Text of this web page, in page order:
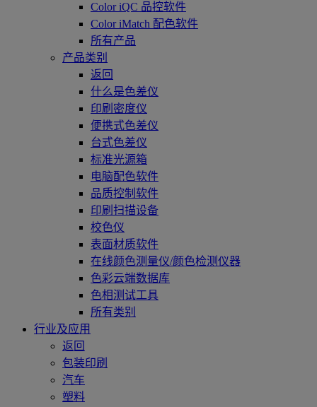
Color iQC 品控软件
Color iMatch 配色软件
所有产品
产品类别
返回
什么是色差仪
印刷密度仪
便携式色差仪
台式色差仪
标准光源箱
电脑配色软件
品质控制软件
印刷扫描设备
校色仪
表面材质软件
在线颜色测量仪/颜色检测仪器
色彩云端数据库
色相测试工具
所有类别
行业及应用
返回
包装印刷
汽车
塑料